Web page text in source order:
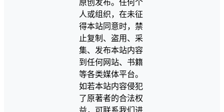
原创发布。任何个
人或组织，在未征
得本站同意时，禁
止复制、盗用、采
集、发布本站内容
到任何网站、书籍
等各类媒体平台。
如若本站内容侵犯
了原著者的合法权
益，可联系我们进